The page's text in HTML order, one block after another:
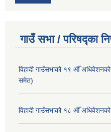
गाउँ सभा / परिषद्का
विहादी गाउँसभाको १९ औँ
समेत)
विहादी गाउँसभाको १८ औँ